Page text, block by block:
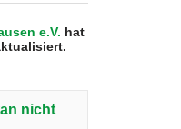
e.V. hat
nicht